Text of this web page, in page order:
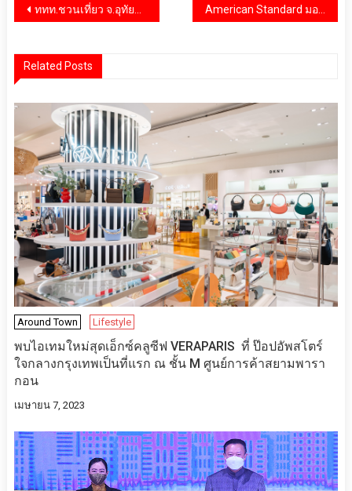
แนะแนว
ททท.ชวนเที่ยว จ.อุทัยธานี ชู​จุดขาย “เสน่ห์วันวาน เมืองเหนือ ย้อนอดีตวัยเรียน” พร้อม​อบตราสัญลักษณ์​ SHA​ American Standard มอบเงินรายได้จากการจำหน่าย ก๊อกน้ำ อีซี่โฟล ภายใต้แคมเปญ “Let Life Flow” ให้แก่สภากาชาดไทย
Related Posts
Around Town Lifestyle
พบไอเทมใหม่สุดเอ็กซ์คลูซีฟ VERAPARIS ที่ ป๊อปอัพสโตร์
ใจกลางกรุงเทพเป็นที่แรก ณ ชั้น M ศูนย์การค้าสยามพารา
กอน
เมษายน 7, 2023